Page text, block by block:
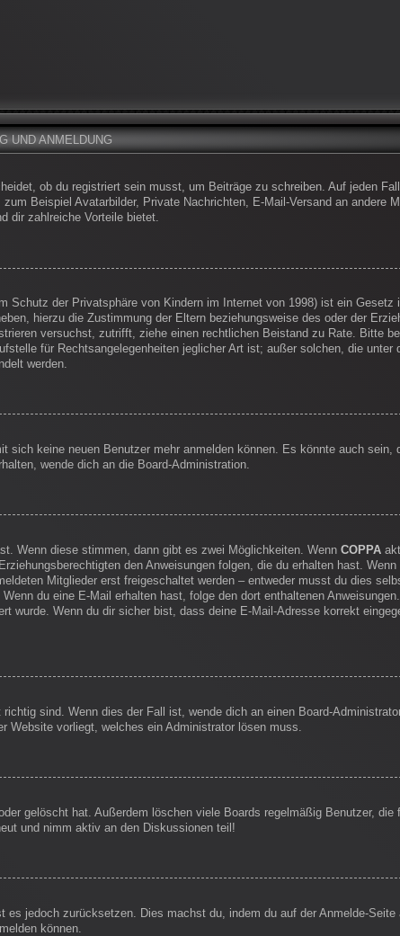
UND ANMELDUNG
ob du registriert sein musst, um Beiträge zu schreiben. Auf jeden
Beispiel Avatarbilder, Private Nachrichten, E-Mail-Versand an andere
dir zahlreiche Vorteile bietet.
der Privatsphäre von Kindern im Internet von 1998) ist ein Gesetz
hierzu die Zustimmung der Eltern beziehungsweise des oder der
versuchst, zutrifft, ziehe einen rechtlichen Beistand zu Rate. Bitte
für Rechtsangelegenheiten jeglicher Art ist; außer solchen, die unter
werden.
keine neuen Benutzer mehr anmelden können. Es könnte auch sein,
wende dich an die Board-Administration.
Wenn diese stimmen, dann gibt es zwei Möglichkeiten. Wenn COPPA
den Anweisungen folgen, die du erhalten hast.
Mitglieder erst freigeschaltet werden – entweder musst du dies
du eine E-Mail erhalten hast, folge den dort enthaltenen
wurde. Wenn du dir sicher bist, dass deine E-Mail-Adresse korrekt
sind. Wenn dies der Fall ist, wende dich an einen Board-
Website vorliegt, welches ein Administrator lösen muss.
gelöscht hat. Außerdem löschen viele Boards regelmäßig Benutzer, die
und nimm aktiv an den Diskussionen teil!
jedoch zurücksetzen. Dies machst du, indem du auf der Anmelde-Seite
können.